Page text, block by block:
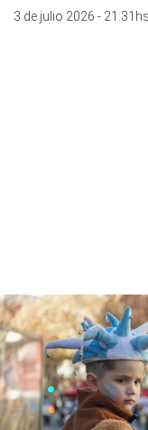
3 de julio 2026 - 21:31hs